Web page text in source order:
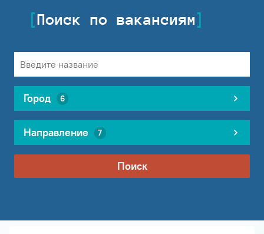
Поиск по вакансиям
Город 6
Направление 7
Поиск